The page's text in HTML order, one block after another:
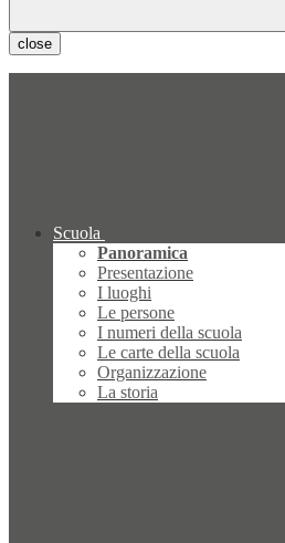
close
Scuola
Panoramica
Presentazione
I luoghi
Le persone
I numeri della scuola
Le carte della scuola
Organizzazione
La storia